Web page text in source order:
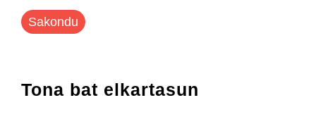
Sakondu
Tona bat elkartasun